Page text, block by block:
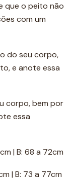
que o peito não
com um
do seu corpo,
e anote essa
corpo, bem por
essa
| B: 68 a 72cm
| B: 73 a 77cm